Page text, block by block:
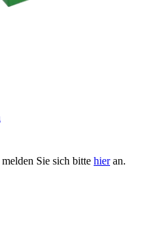
Sie sich bitte hieran.